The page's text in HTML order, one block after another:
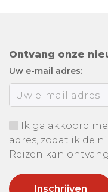
Ontvang onze
Uw e-mail adres:
Ik ga akkoord
adres, zodat ik de
Reizen kan